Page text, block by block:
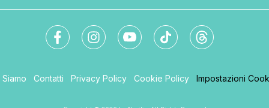
Siamo Contatti Privacy Policy Cookie Policy Impostazioni